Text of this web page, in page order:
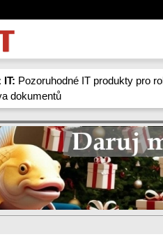
IT: Pozoruhodné IT produkty pro
dokumentů